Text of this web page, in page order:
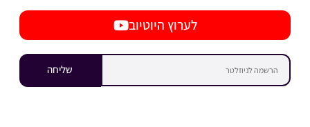
לערוץ היוטיוב
שליחה